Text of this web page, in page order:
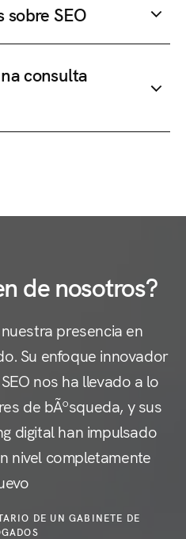
sobre SEO
consulta
de nosotros?
presencia en
Su enfoque innovador
nos ha llevado a lo
de bÃºsqueda, y sus
digital han impulsado
nivel completamente
DE UN GABINETE DE